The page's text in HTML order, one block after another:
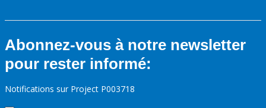
Abonnez-vous à notre newsletter
pour rester informé:
Notifications sur Project P003718